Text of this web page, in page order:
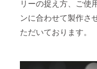
リーの捉え方、ご使
ンに合わせて製作さ
ただいております。